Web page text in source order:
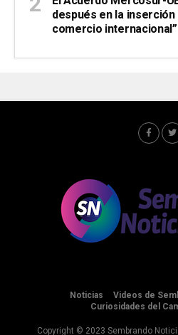
después en la
comercio internacional”
Noticias Videos de
Curiosidades del
Copyright © 2023 Sembrando